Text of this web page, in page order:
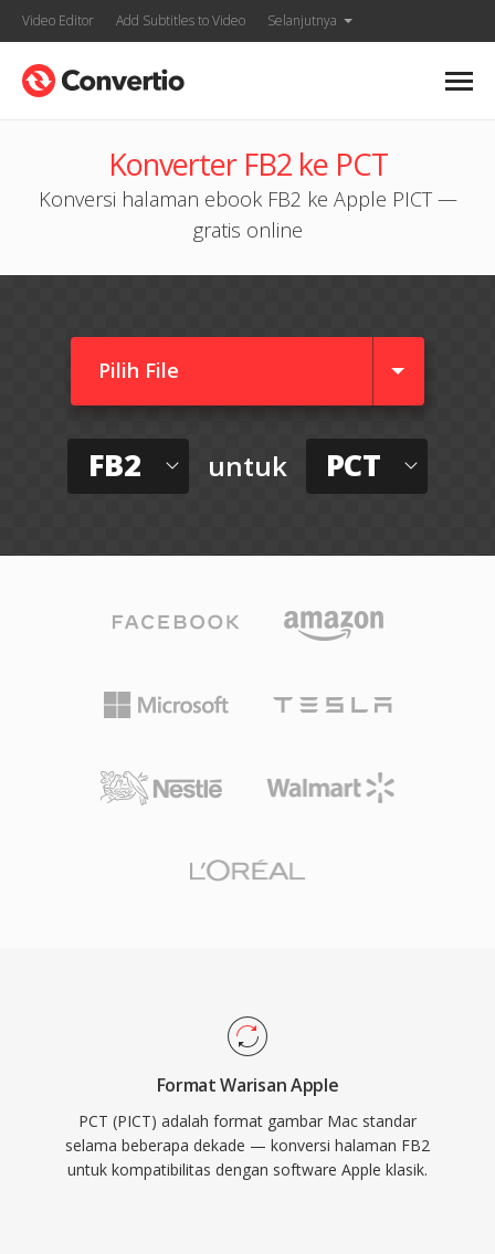
Video Editor Add Subtitles to Video Selanjutnya
Konverter FB2 ke PCT
Konversi halaman ebook FB2 ke Apple PICT —
gratis online
Pilih File
FB2 untuk PCT
Format Warisan Apple
PCT (PICT) adalah format gambar Mac standar
selama beberapa dekade — konversi halaman FB2
untuk kompatibilitas dengan software Apple klasik.